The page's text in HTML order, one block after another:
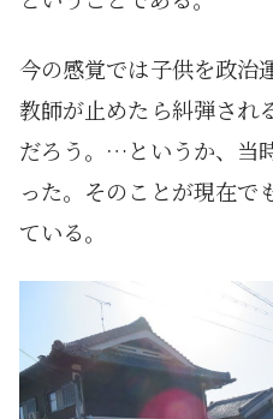
今の感覚では子供を政治
教師が止めたら糾弾され
だろう。…というか、当
った。そのことが現在で
ている。